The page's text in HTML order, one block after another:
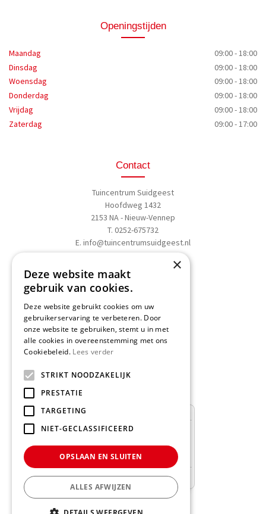
Openingstijden
Maandag
09:00 - 18:00
Dinsdag
09:00 - 18:00
Woensdag
09:00 - 18:00
Donderdag
09:00 - 18:00
Vrijdag
09:00 - 18:00
Zaterdag
09:00 - 17:00
Contact
Tuincentrum Suidgeest
Hoofdweg 1432
2153 NA - Nieuw-Vennep
T. 0252-675732
E. info@tuincentrumsuidgeest.nl
Schrijf een recensie
Nationale Tuinbon t.w.v. € 25,-!
×
Deze website maakt
gebruik van cookies.
Deze website gebruikt cookies om uw
gebruikerservaring te verbeteren. Door
onze website te gebruiken, stemt u in met
alle cookies in overeenstemming met ons
Cookiebeleid. Lees verder
STRIKT NOODZAKELIJK
PRESTATIE
TARGETING
NIET-GECLASSIFICEERD
OPSLAAN EN SLUITEN
ALLES AFWIJZEN